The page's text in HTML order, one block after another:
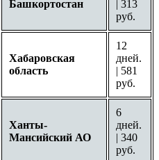
Башкортостан
| 313
руб.
Хабаровская
область
12
дней.
| 581
руб.
Ханты-
Мансийский АО
6
дней.
| 340
руб.